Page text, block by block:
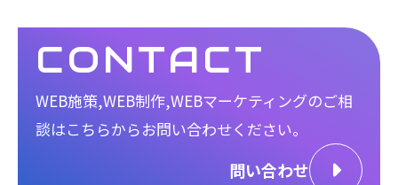
CONTACT
WEB施策,WEB制作,WEBマーケティングのご相
談はこちらからお問い合わせください。
問い合わせ